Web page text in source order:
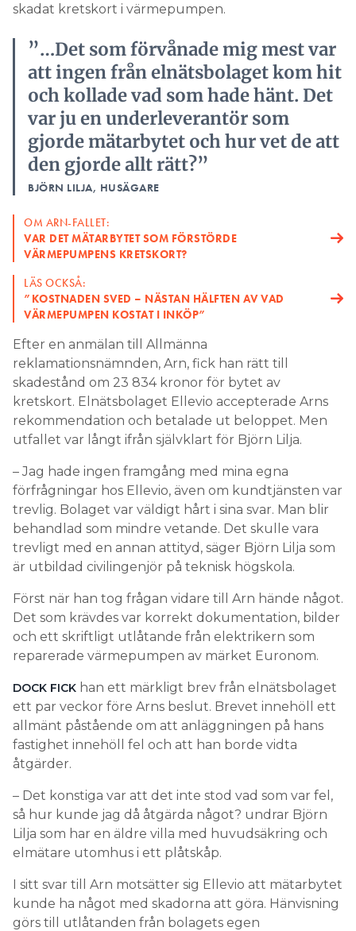
skadat kretskort i värmepumpen.
”…Det som förvånade mig mest var
att ingen från elnätsbolaget kom hit
och kollade vad som hade hänt. Det
var ju en underleverantör som
gjorde mätarbytet och hur vet de att
den gjorde allt rätt?”
BJÖRN LILJA, HUSÄGARE
OM ARN-FALLET:
VAR DET MÄTARBYTET SOM FÖRSTÖRDE
VÄRMEPUMPENS KRETSKORT?
LÄS OCKSÅ:
”KOSTNADEN SVED – NÄSTAN HÄLFTEN AV VAD
VÄRMEPUMPEN KOSTAT I INKÖP”
Efter en anmälan till Allmänna
reklamationsnämnden, Arn, fick han rätt till
skadestånd om 23 834 kronor för bytet av
kretskort. Elnätsbolaget Ellevio accepterade Arns
rekommendation och betalade ut beloppet. Men
utfallet var långt ifrån självklart för Björn Lilja.
– Jag hade ingen framgång med mina egna
förfrågningar hos Ellevio, även om kundtjänsten var
trevlig. Bolaget var väldigt hårt i sina svar. Man blir
behandlad som mindre vetande. Det skulle vara
trevligt med en annan attityd, säger Björn Lilja som
är utbildad civilingenjör på teknisk högskola.
Först när han tog frågan vidare till Arn hände något.
Det som krävdes var korrekt dokumentation, bilder
och ett skriftligt utlåtande från elektrikern som
reparerade värmepumpen av märket Euronom.
DOCK FICK han ett märkligt brev från elnätsbolaget
ett par veckor före Arns beslut. Brevet innehöll ett
allmänt påstående om att anläggningen på hans
fastighet innehöll fel och att han borde vidta
åtgärder.
– Det konstiga var att det inte stod vad som var fel,
så hur kunde jag då åtgärda något? undrar Björn
Lilja som har en äldre villa med huvudsäkring och
elmätare utomhus i ett plåtskåp.
I sitt svar till Arn motsätter sig Ellevio att mätarbytet
kunde ha något med skadorna att göra. Hänvisning
görs till utlåtanden från bolagets egen